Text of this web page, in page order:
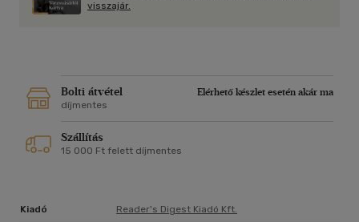
csillagképeketvisszajár.
Bolti átvétel
Elérhető készlet esetén akár ma
díjmentes
Szállítás
15 000 Ft felett díjmentes
Kiadó Reader's Digest Kiadó Kft.